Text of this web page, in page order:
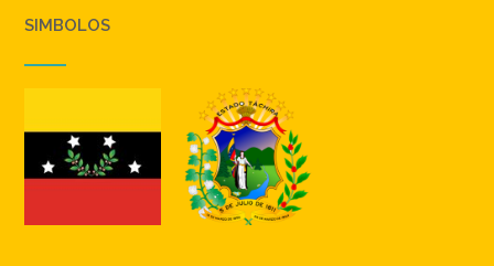
SIMBOLOS